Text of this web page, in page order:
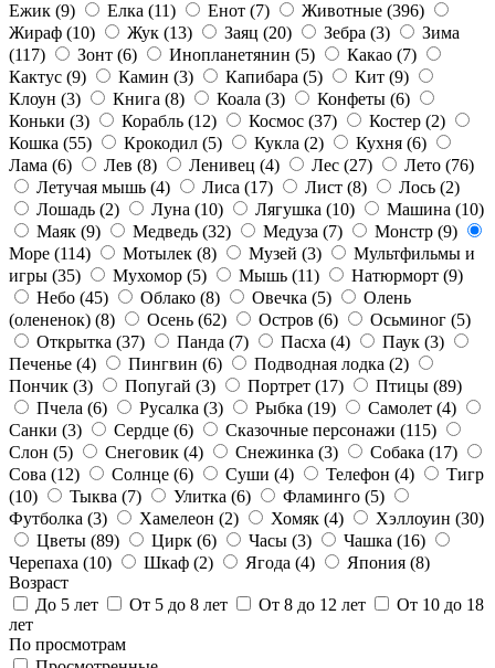
Ежик (9) Елка (11) Енот (7) Животные (396)
Жираф (10) Жук (13) Заяц (20) Зебра (3)
Зима
(117)
Зонт (6) Инопланетянин (5) Какао (7)
Кактус (9) Камин (3) Капибара (5) Кит (9)
Клоун (3) Книга (8) Коала (3) Конфеты (6)
Коньки (3) Корабль (12) Космос (37) Костер (2)
Кошка (55) Крокодил (5) Кукла (2) Кухня (6)
Лама (6) Лев (8) Ленивец (4) Лес (27) Лето (76)
Летучая мышь (4) Лиса (17) Лист (8) Лось (2)
Лошадь (2) Луна (10) Лягушка (10) Машина (10)
Маяк (9) Медведь (32) Медуза (7) Монстр (9)
Море (114) Мотылек (8) Музей (3)
Мультфильмы и
игры (35) Мухомор (5) Мышь (11) Натюрморт (9)
Небо (45) Облако (8) Овечка (5)
Олень
(олененок) (8) Осень (62) Остров (6) Осьминог (5)
Открытка (37) Панда (7) Пасха (4) Паук (3)
Печенье (4) Пингвин (6) Подводная лодка (2)
Пончик (3) Попугай (3) Портрет (17) Птицы (89)
Пчела (6) Русалка (3) Рыбка (19) Самолет (4)
Санки (3) Сердце (6) Сказочные персонажи (115)
Слон (5) Снеговик (4) Снежинка (3) Собака (17)
Сова (12) Солнце (6) Суши (4) Телефон (4)
Тигр
(10)
Тыква (7) Улитка (6) Фламинго (5)
Футболка (3) Хамелеон (2) Хомяк (4) Хэллоуин (30)
Цветы (89) Цирк (6) Часы (3) Чашка (16)
Черепаха (10) Шкаф (2) Ягода (4) Япония (8)
Возраст
До 5 лет
От 5 до 8 лет От 8 до 12 лет
От 10 до 18
лет
По просмотрам